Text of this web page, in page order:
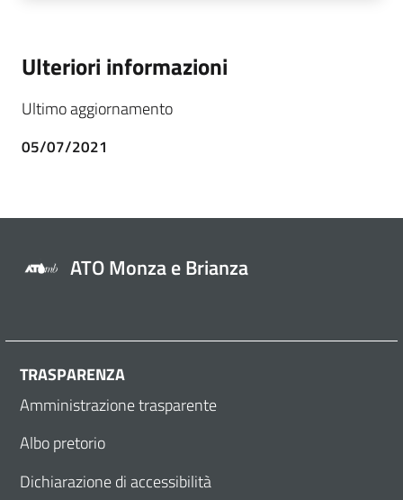
Ulteriori informazioni
Ultimo aggiornamento
05/07/2021
ATO Monza e Brianza
TRASPARENZA
Amministrazione trasparente
Albo pretorio
Dichiarazione di accessibilità